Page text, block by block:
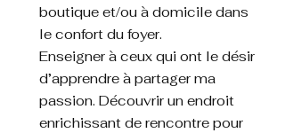
boutique et/ou à domicile dans
le confort du foyer.
Enseigner à ceux qui ont le désir
d’apprendre à partager ma
passion. Découvrir un endroit
enrichissant de rencontre pour